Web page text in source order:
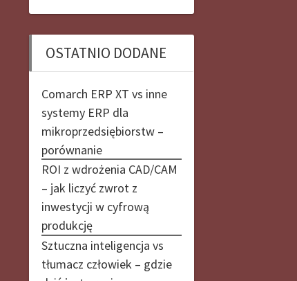
OSTATNIO DODANE
Comarch ERP XT vs inne
systemy ERP dla
mikroprzedsiębiorstw –
porównanie
ROI z wdrożenia CAD/CAM
– jak liczyć zwrot z
inwestycji w cyfrową
produkcję
Sztuczna inteligencja vs
tłumacz człowiek – gdzie